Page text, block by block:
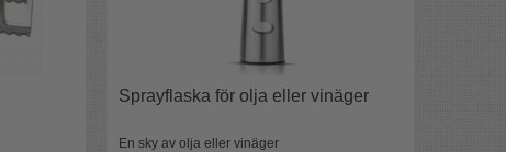
Sprayflaska för olja eller vinäger
En sky av olja eller vinäger